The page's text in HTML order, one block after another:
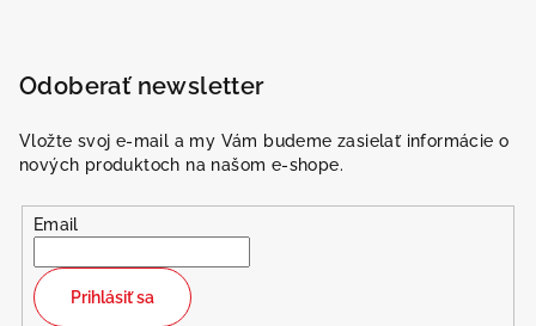
Odoberať newsletter
Vložte svoj e-mail a my Vám budeme zasielať informácie o
nových produktoch na našom e-shope.
Email
Prihlásiť sa